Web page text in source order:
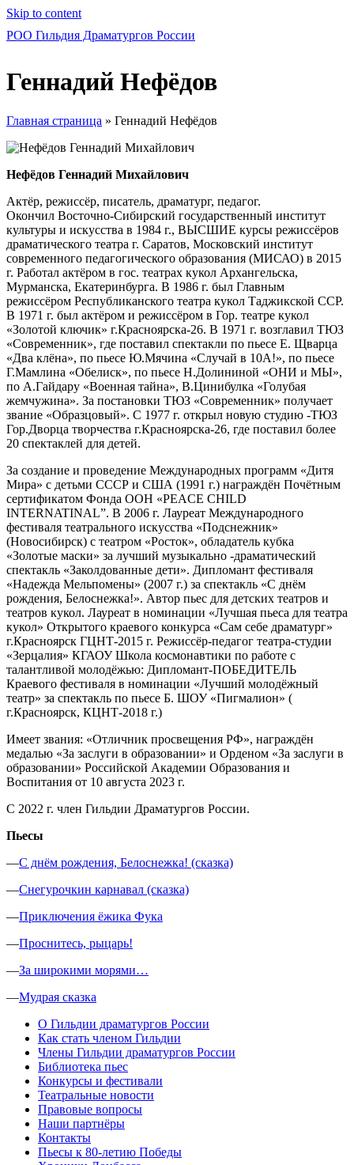
Skip to content
РОО Гильдия Драматургов России
Геннадий Нефёдов
Главная страница » Геннадий Нефёдов
Нефёдов Геннадий Михайлович
Актёр, режиссёр, писатель, драматург, педагог.
Окончил Восточно-Сибирский государственный институт
культуры и искусства в 1984 г., ВЫСШИЕ курсы режиссёров
драматического театра г. Саратов, Московский институт
современного педагогического образования (МИСАО) в 2015
г. Работал актёром в гос. театрах кукол Архангельска,
Мурманска, Екатеринбурга. В 1986 г. был Главным
режиссёром Республиканского театра кукол Таджикской ССР.
В 1971 г. был актёром и режиссёром в Гор. театре кукол
«Золотой ключик» г.Красноярска-26. В 1971 г. возглавил ТЮЗ
«Современник», где поставил спектакли по пьесе Е. Щварца
«Два клёна», по пьесе Ю.Мячина «Случай в 10А!», по пьесе
Г.Мамлина «Обелиск», по пьесе Н.Долининой «ОНИ и МЫ»,
по А.Гайдару «Военная тайна», В.Цинибулка «Голубая
жемчужина». За постановки ТЮЗ «Современник» получает
звание «Образцовый». С 1977 г. открыл новую студию -ТЮЗ
Гор.Дворца творчества г.Красноярска-26, где поставил более
20 спектаклей для детей.
За создание и проведение Международных программ «Дитя
Мира» с детьми СССР и США (1991 г.) награждён Почётным
сертификатом Фонда ООН «PEACE CHILD
INTERNATINAL”. В 2006 г. Лауреат Международного
фестиваля театрального искусства «Подснежник»
(Новосибирск) с театром «Росток», обладатель кубка
«Золотые маски» за лучший музыкально -драматический
спектакль «Заколдованные дети». Дипломант фестиваля
«Надежда Мельпомены» (2007 г.) за спектакль «С днём
рождения, Белоснежка!». Автор пьес для детских театров и
театров кукол. Лауреат в номинации «Лучшая пьеса для театра
кукол» Открытого краевого конкурса «Сам себе драматург»
г.Красноярск ГЦНТ-2015 г. Режиссёр-педагог театра-студии
«Зерцалия» КГАОУ Школа космонавтики по работе с
талантливой молодёжью: Дипломант-ПОБЕДИТЕЛЬ
Краевого фестиваля в номинации «Лучший молодёжный
театр» за спектакль по пьесе Б. ШОУ «Пигмалион» (
г.Красноярск, КЦНТ-2018 г.)
Имеет звания: «Отличник просвещения РФ», награждён
медалью «За заслуги в образовании» и Орденом «За заслуги в
образовании» Российской Академии Образования и
Воспитания от 10 августа 2023 г.
С 2022 г. член Гильдии Драматургов России.
Пьесы
—С днём рождения, Белоснежка! (сказка)
—Снегурочкин карнавал (сказка)
—Приключения ёжика Фука
—Проснитесь, рыцарь!
—За широкими морями…
—Мудрая сказка
О Гильдии драматургов России
Как стать членом Гильдии
Члены Гильдии драматургов России
Библиотека пьес
Конкурсы и фестивали
Театральные новости
Правовые вопросы
Наши партнёры
Контакты
Пьесы к 80-летию Победы